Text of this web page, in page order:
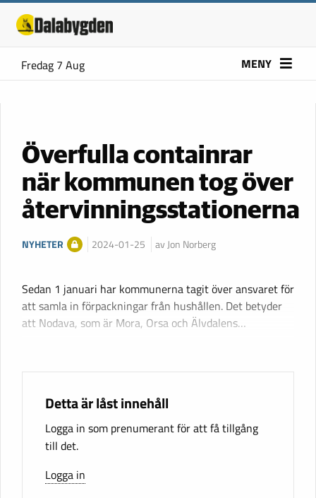
Fredag 7 Aug MENY
Överfulla containrar
när kommunen tog över
återvinningsstationerna
NYHETER 2024-01-25 av Jon Norberg
Sedan 1 januari har kommunerna tagit över ansvaret för
att samla in förpackningar från hushållen. Det betyder
att Nodava, som är Mora, Orsa och Älvdalens…
Detta är låst innehåll
Logga in som prenumerant för att få tillgång
till det.
Logga in